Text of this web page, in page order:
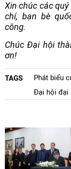
Xin chúc các
chí, bạn bè
công.
Chúc Đại hội
ơn!
TAGS
Phát biểu
Đại hội đại